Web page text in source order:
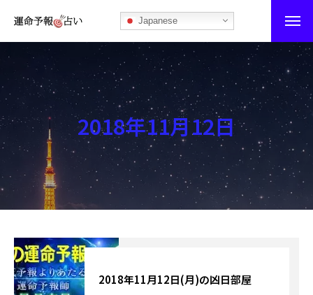
Japanese
運命予報占い
運命予報占いとは
あなたの所属部屋を探そう！
最恐の相性占い
秘伝公開！吉凶カレンダー
記事カテゴリー
ブログ
2018年11月12日
2018年11月12日(月)の凶日部屋